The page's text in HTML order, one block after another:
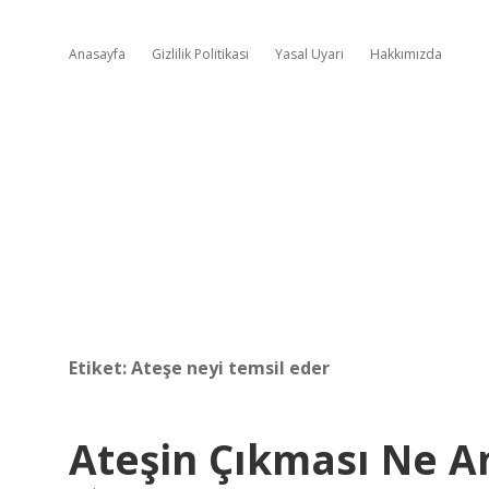
Anasayfa Gizlilik Politikası Yasal Uyarı Hakkımızda
Etiket:Ateşe neyi temsil eder
Ateşin Çıkması Ne